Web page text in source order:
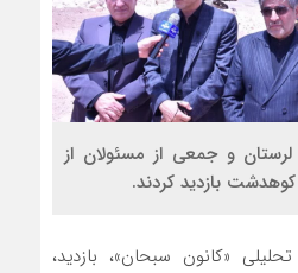
لرستان و جمعی از مسئولان از
بازدید کردند.
«کانون سبحان»، بازدید،